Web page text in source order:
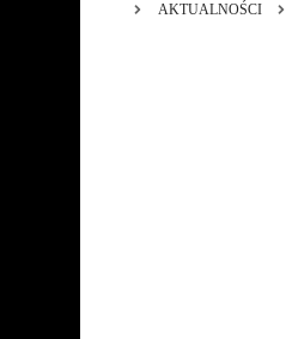
AKTUALNOŚCI